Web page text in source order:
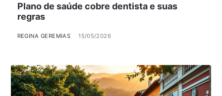
Plano de saúde cobre dentista e suas
regras
REGINA GEREMIAS 15/05/2026